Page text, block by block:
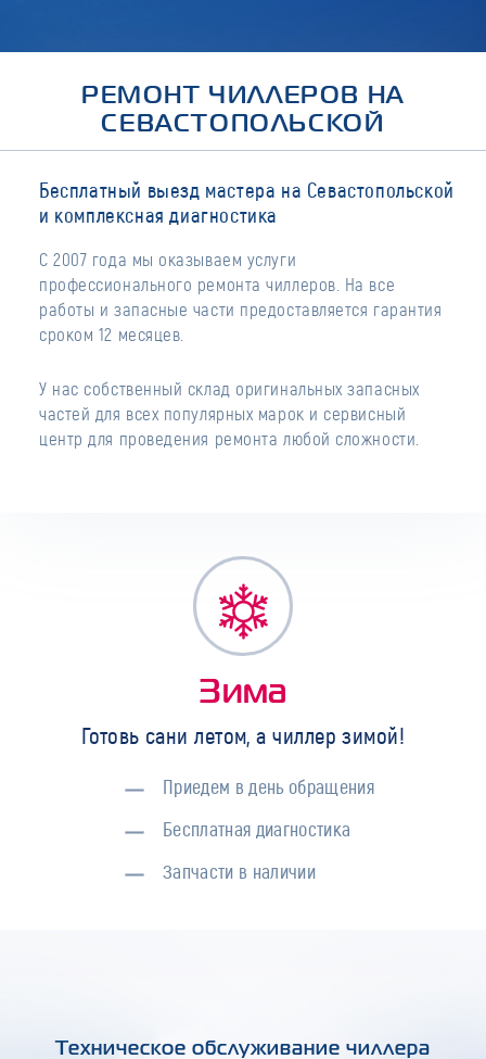
РЕМОНТ ЧИЛЛЕРОВ НА
СЕВАСТОПОЛЬСКОЙ
Бесплатный выезд мастера на Севастопольской
и комплексная диагностика
С 2007 года мы оказываем услуги
профессионального ремонта чиллеров. На все
работы и запасные части предоставляется гарантия
сроком 12 месяцев.
У нас собственный склад оригинальных запасных
частей для всех популярных марок и сервисный
центр для проведения ремонта любой сложности.
Зима
Готовь сани летом, а чиллер зимой!
Приедем в день обращения
Бесплатная диагностика
Запчасти в наличии
Техническое обслуживание чиллера